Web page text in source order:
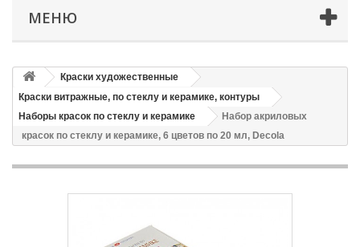
МЕНЮ
Краски художественные
Краски витражные, по стеклу и керамике, контуры
Наборы красок по стеклу и керамике
Набор акриловых
красок по стеклу и керамике, 6 цветов по 20 мл, Decola